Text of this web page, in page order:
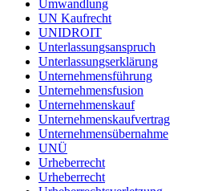
Umwandlung
UN Kaufrecht
UNIDROIT
Unterlassungsanspruch
Unterlassungserklärung
Unternehmensführung
Unternehmensfusion
Unternehmenskauf
Unternehmenskaufvertrag
Unternehmensübernahme
UNÜ
Urheberrecht
Urheberrecht